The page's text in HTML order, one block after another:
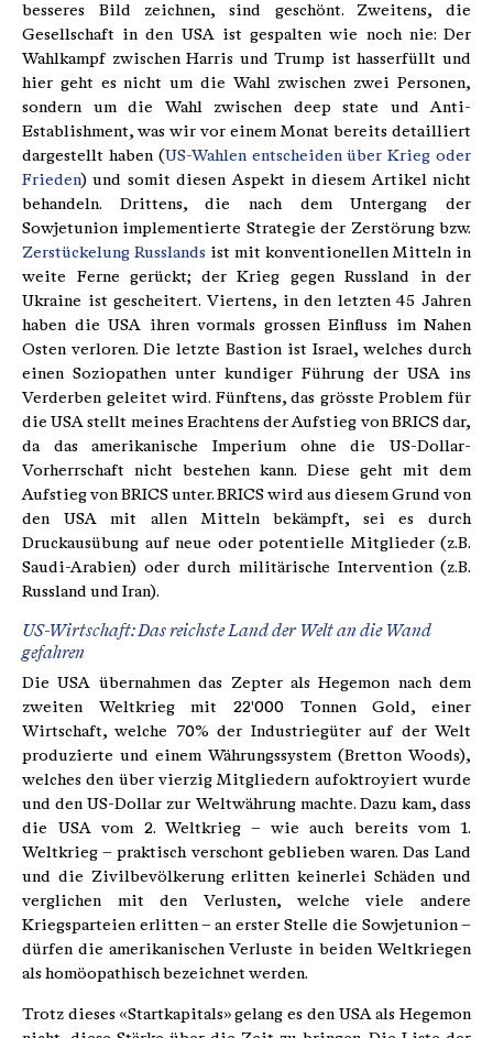
besseres Bild zeichnen, sind geschönt. Zweitens, die
Gesellschaft in den USA ist gespalten wie noch nie: Der
Wahlkampf zwischen Harris und Trump ist hasserfüllt und
hier geht es nicht um die Wahl zwischen zwei Personen,
sondern um die Wahl zwischen deep state und Anti-
Establishment, was wir vor einem Monat bereits detailliert
dargestellt haben (US-Wahlen entscheiden über Krieg oder
Frieden) und somit diesen Aspekt in diesem Artikel nicht
behandeln. Drittens, die nach dem Untergang der
Sowjetunion implementierte Strategie der Zerstörung bzw.
Zerstückelung Russlands ist mit konventionellen Mitteln in
weite Ferne gerückt; der Krieg gegen Russland in der
Ukraine ist gescheitert. Viertens, in den letzten 45 Jahren
haben die USA ihren vormals grossen Einfluss im Nahen
Osten verloren. Die letzte Bastion ist Israel, welches durch
einen Soziopathen unter kundiger Führung der USA ins
Verderben geleitet wird. Fünftens, das grösste Problem für
die USA stellt meines Erachtens der Aufstieg von BRICS dar,
da das amerikanische Imperium ohne die US-Dollar-
Vorherrschaft nicht bestehen kann. Diese geht mit dem
Aufstieg von BRICS unter. BRICS wird aus diesem Grund von
den USA mit allen Mitteln bekämpft, sei es durch
Druckausübung auf neue oder potentielle Mitglieder (z.B.
Saudi-Arabien) oder durch militärische Intervention (z.B.
Russland und Iran).
US-Wirtschaft: Das reichste Land der Welt an die Wand
gefahren
Die USA übernahmen das Zepter als Hegemon nach dem
zweiten Weltkrieg mit 22'000 Tonnen Gold, einer
Wirtschaft, welche 70% der Industriegüter auf der Welt
produzierte und einem Währungssystem (Bretton Woods),
welches den über vierzig Mitgliedern aufoktroyiert wurde
und den US-Dollar zur Weltwährung machte. Dazu kam, dass
die USA vom 2. Weltkrieg – wie auch bereits vom 1.
Weltkrieg – praktisch verschont geblieben waren. Das Land
und die Zivilbevölkerung erlitten keinerlei Schäden und
verglichen mit den Verlusten, welche viele andere
Kriegsparteien erlitten – an erster Stelle die Sowjetunion –
dürfen die amerikanischen Verluste in beiden Weltkriegen
als homöopathisch bezeichnet werden.
Trotz dieses «Startkapitals» gelang es den USA als Hegemon